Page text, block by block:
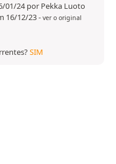
01/24 por Pekka Luoto
16/12/23- ver o original
SIM